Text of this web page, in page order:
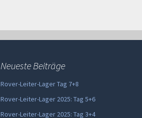
Neueste Beiträge
Rover-Leiter-Lager Tag 7+8
Rover-Leiter-Lager 2025: Tag 5+6
Rover-Leiter-Lager 2025: Tag 3+4